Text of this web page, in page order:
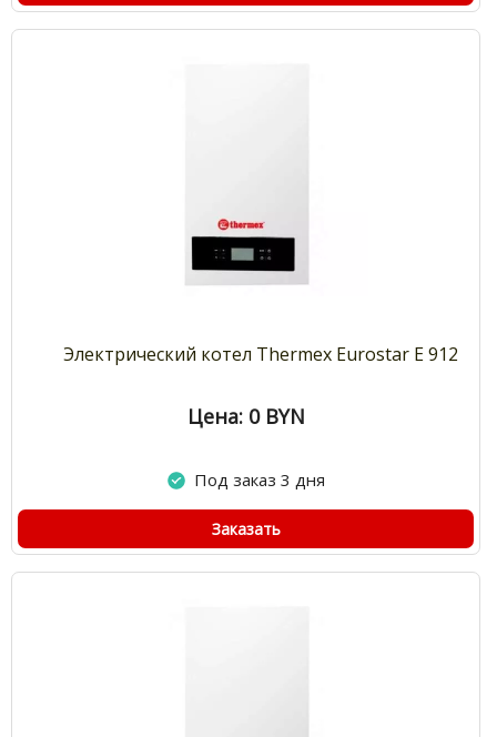
Электрический котел Thermex Eurostar E 912
Цена: 0 BYN
Под заказ 3 дня
Заказать